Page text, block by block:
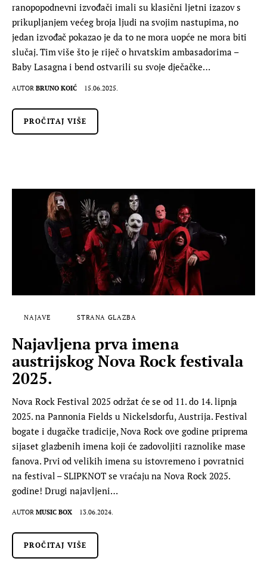
ranopopodnevni izvođači imali su klasični ljetni izazov s
prikupljanjem većeg broja ljudi na svojim nastupima, no
jedan izvođač pokazao je da to ne mora uopće ne mora biti
slučaj. Tim više što je riječ o hrvatskim ambasadorima –
Baby Lasagna i bend ostvarili su svoje dječačke…
AUTOR BRUNO KOIĆ 15.06.2025.
PROČITAJ VIŠE
NAJAVE STRANA GLAZBA
Najavljena prva imena
austrijskog Nova Rock festivala
2025.
Nova Rock Festival 2025 održat će se od 11. do 14. lipnja
2025. na Pannonia Fields u Nickelsdorfu, Austrija. Festival
bogate i dugačke tradicije, Nova Rock ove godine priprema
sijaset glazbenih imena koji će zadovoljiti raznolike mase
fanova. Prvi od velikih imena su istovremeno i povratnici
na festival – SLIPKNOT se vraćaju na Nova Rock 2025.
godine! Drugi najavljeni…
AUTOR MUSIC BOX 13.06.2024.
PROČITAJ VIŠE